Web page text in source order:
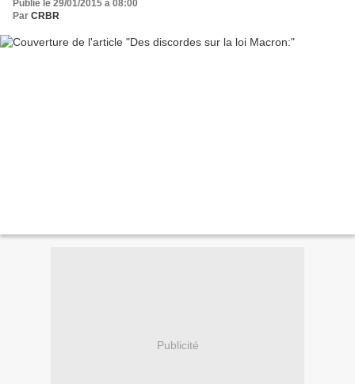
Publié le 29/01/2015 à 08:00
Par CRBR
Publicité